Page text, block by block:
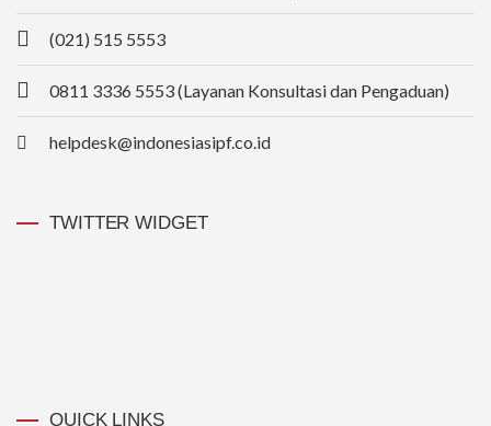
(021) 515 5553
0811 3336 5553 (Layanan Konsultasi dan Pengaduan)
helpdesk@indonesiasipf.co.id
TWITTER WIDGET
QUICK LINKS